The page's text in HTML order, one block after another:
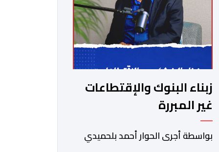
زبناء البنوك والإقتطاعات
غير المبررة
بواسطة أجرى الحوار أحمد بلحميدي